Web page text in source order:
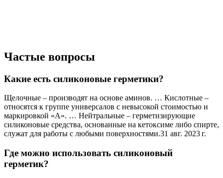
Частые вопросы
Какие есть силиконовые герметики?
Щелочные – производят на основе аминов. … Кислотные –
относятся к группе универсалов с невысокой стоимостью и
маркировкой «А». … Нейтральные – герметизирующие
силиконовые средства, основанные на кетоксиме либо спирте,
служат для работы с любыми поверхностями.31 авг. 2023 г.
Где можно использовать силиконовый
герметик?